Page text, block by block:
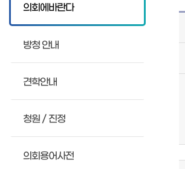
의회에바란다
방청 안내
견학안내
청원 / 진정
의회용어사전